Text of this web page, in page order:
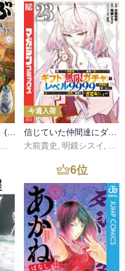
異世界居酒屋「のぶ」(22)
,転
今週入荷
信じていた仲間達にダンジョン奥地で殺されかけたがギフト『無限ガチャ』でレベル９９９９の仲間達を手に入れて元パーティーメンバーと世界に復讐＆『ざまぁ！』します！（２３）
大前貴史 , 明鏡シスイ , ｔ
6位